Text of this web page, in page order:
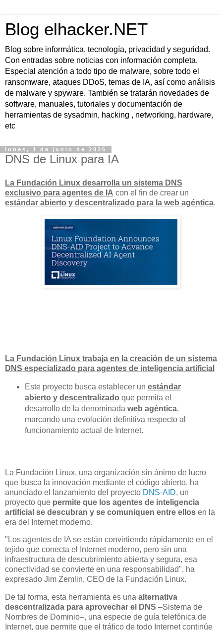
Blog elhacker.NET
Blog sobre informática, tecnología, privacidad y seguridad.
Con entradas sobre noticias con información completa.
Especial atención a todo tipo de malware, sobre todo el
ransomware, ataques DDoS, temas de IA, así como análisis
de malware y spyware. También se tratarán novedades de
software, manuales, tutoriales y documentación de
herramientas de sysadmin, hacking , networking, hardware,
etc
lunes, 1 de junio de 2026
DNS de Linux para IA
La Fundación Linux desarrolla un sistema DNS
exclusivo para agentes de IA con el fin de crear un
estándar abierto y descentralizado para la web agéntica.
La Fundación Linux trabaja en la creación de un sistema
DNS especializado para agentes de inteligencia artificial
Este proyecto busca establecer un estándar
abierto y descentralizado que permita el
desarrollo de la denominada web agéntica,
marcando una evolución definitiva respecto al
funcionamiento actual de Internet.
La Fundación Linux, una organización sin ánimo de lucro
que busca la innovación mediante el código abierto, ha
anunciado el lanzamiento del proyecto DNS-AID, un
proyecto que permite que los agentes de inteligencia
artificial se descubran y se comuniquen entre ellos en la
era del Internet moderno.
"Los agentes de IA se están convirtiendo rápidamente en el
tejido que conecta el Internet moderno, pero sin una
infraestructura de descubrimiento abierta y segura, esa
conectividad se convierte en una responsabilidad", ha
expresado Jim Zemlin, CEO de la Fundación Linux.
De tal forma, esta herramienta es una alternativa
descentralizada para aprovechar el DNS –Sistema de
Nombres de Dominio–, una especie de guía telefónica de
Internet, que permite que el tráfico de todo Internet continúe